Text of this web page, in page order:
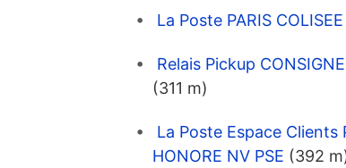
La Poste PARIS
Relais Pickup
(311 m)
La Poste Espace Clients
HONORE NV PSE (392